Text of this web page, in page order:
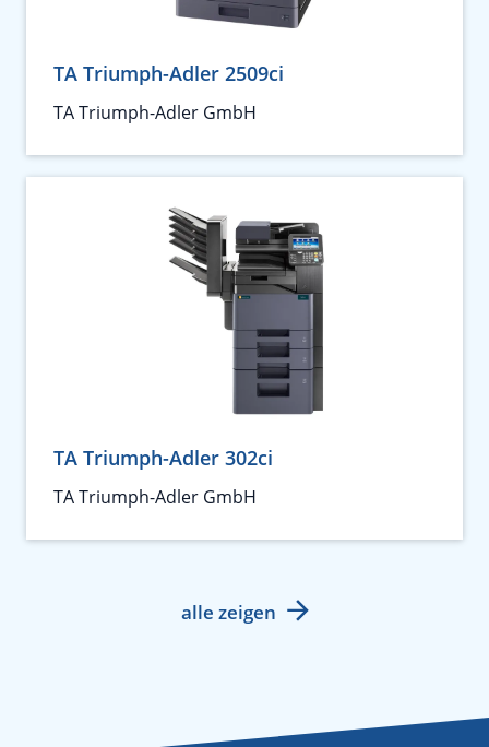
TA Triumph-Adler 2509ci
TA Triumph-Adler GmbH
TA Triumph-Adler 302ci
TA Triumph-Adler GmbH
alle zeigen